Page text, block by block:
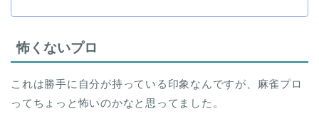
怖くないプロ
これは勝手に自分が持っている印象なんですが、麻雀プロ
ってちょっと怖いのかなと思ってました。